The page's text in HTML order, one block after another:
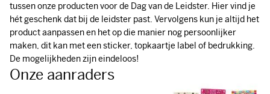
tussen onze producten voor de Dag van de Leidster. Hier vind je
hét geschenk dat bij de leidster past. Vervolgens kun je altijd het
product aanpassen en het op die manier nog persoonlijker
maken, dit kan met een sticker, topkaartje label of bedrukking.
De mogelijkheden zijn eindeloos!
Onze aanraders